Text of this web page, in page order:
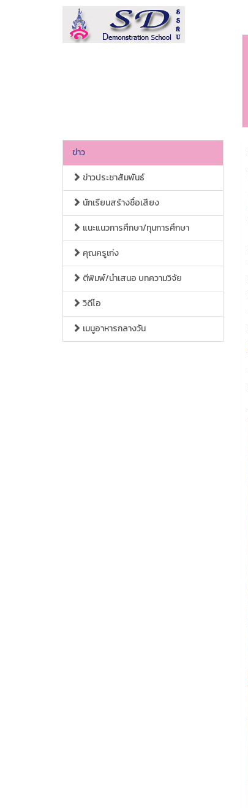
ข่าว
ข่าวประชาสัมพันธ์
นักเรียนสร้างชื่อเสียง
แนะแนวการศึกษา/ทุนการศึกษา
คุณครูเก่ง
ตีพิมพ์/นำเสนอ บทความวิจัย
วิดีโอ
เมนูอาหารกลางวัน